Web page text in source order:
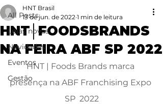
All Posts
Lojas novas
Novidades
Eventos
Gestão
HNT│FOODSBRANDS
NA FEIRA ABF SP 2022
HNT Brasil
13 de jun. de 2022 1 min de leitura
HNT | Foods Brands marca
presença na ABF Franchising Expo
SP  2022